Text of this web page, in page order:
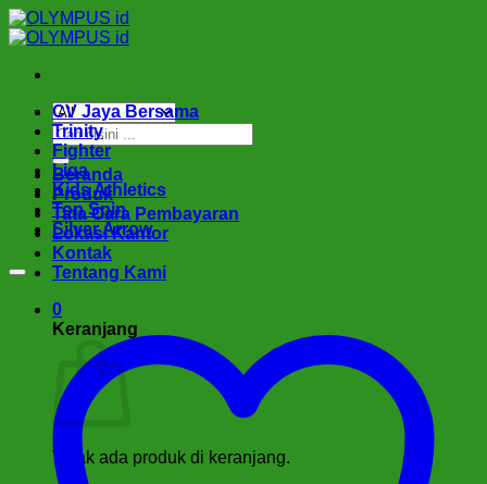
Skip
to
Pencarian
untuk:
Beranda
Produk
Tata Cara Pembayaran
Lokasi Kantor
Kontak
Tentang Kami
0
Keranjang
Tidak ada produk di keranjang.
CV Jaya Bersama
Trinity
Fighter
Liga
Kids Athletics
Top Spin
Silver Arrow